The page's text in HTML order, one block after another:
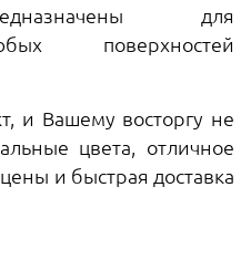
для
поверхностей
и Вашему восторгу не
цвета, отличное
и быстрая доставка